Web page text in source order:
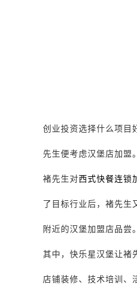
创业投资选择什么项目
先生便考虑汉堡店加盟。
褚先生对西式快餐连锁
了目标行业后，褚先生
附近的汉堡加盟店品尝。
其中，快乐星汉堡让褚
店铺装修、技术培训、